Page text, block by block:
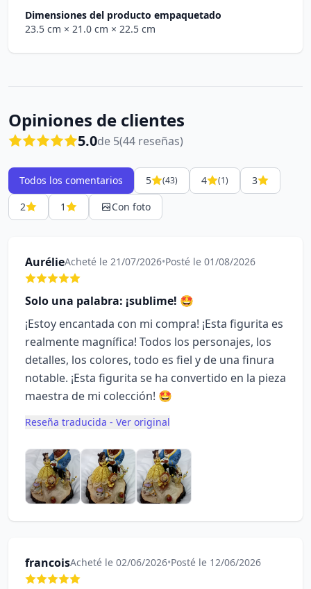
Dimensiones del producto empaquetado
23.5 cm × 21.0 cm × 22.5 cm
Opiniones de clientes
5.0de 5(44 reseñas)
Todos los comentarios 5 (43) 4 (1)
3
2
1 Con foto
AurélieAcheté le 21/07/2026•Posté le 01/08/2026
Solo una palabra: ¡sublime! 🤩
¡Estoy encantada con mi compra! ¡Esta figurita es
realmente magnífica! Todos los personajes, los
detalles, los colores, todo es fiel y de una finura
notable. ¡Esta figurita se ha convertido en la pieza
maestra de mi colección! 🤩
Reseña traducida - Ver original
francoisAcheté le 02/06/2026•Posté le 12/06/2026